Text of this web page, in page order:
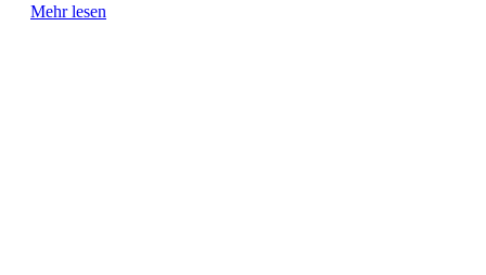
Mehr lesen